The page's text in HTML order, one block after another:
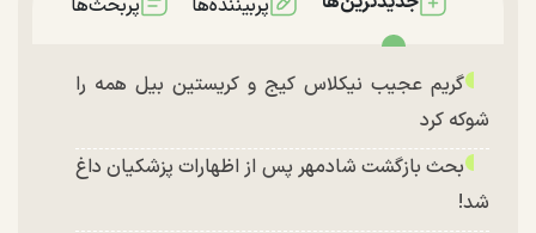
پربیننده‌ها پربحث‌ها
گریم عجیب نیکلاس کیج و کریستین بیل همه را
شوکه کرد
بحث بازگشت شادمهر پس از اظهارات پزشکیان داغ
شد!